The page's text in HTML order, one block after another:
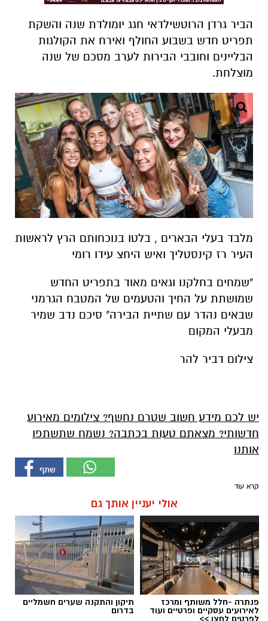
הביר גרדן הרוטשילדאי חגג יומולדת שנה והשקת
תפריט חדש בשבוע החולף ואירח את הקולגות
הבליינים וחובבי הבירות לערב מסכם של שנה
מוצלחת.
מלבד בעלי הבארים , בלטו בנוכחותם הרץ לראשות
העיר רז קינסטליך ואיש היחצ עידו רומי
"שמחים בחלקנו וגאים מאוד בתפריט החדש
שמושתת על החיך והטעמים של המטבח הגרמני
שבאים נהדר עם שתיית הבירה" סיכם נדב שמיר
מבעלי המקום
צילום דביר להר
יש לכם מידע חשוב שטרם נחשף? צילומים מאירוע
חדשותי? מצאתם טעות בכתבה? נשמח שתשתפו
אותנו
קרא עוד
אולי יעניין אותך גם
פנתרה -חלל משותף ומרכז
לאירועים עסקיים ופרטיים ועוד
לפרטים לחצו >>
תיקון והתקנה שערים חשמליים
בדרום